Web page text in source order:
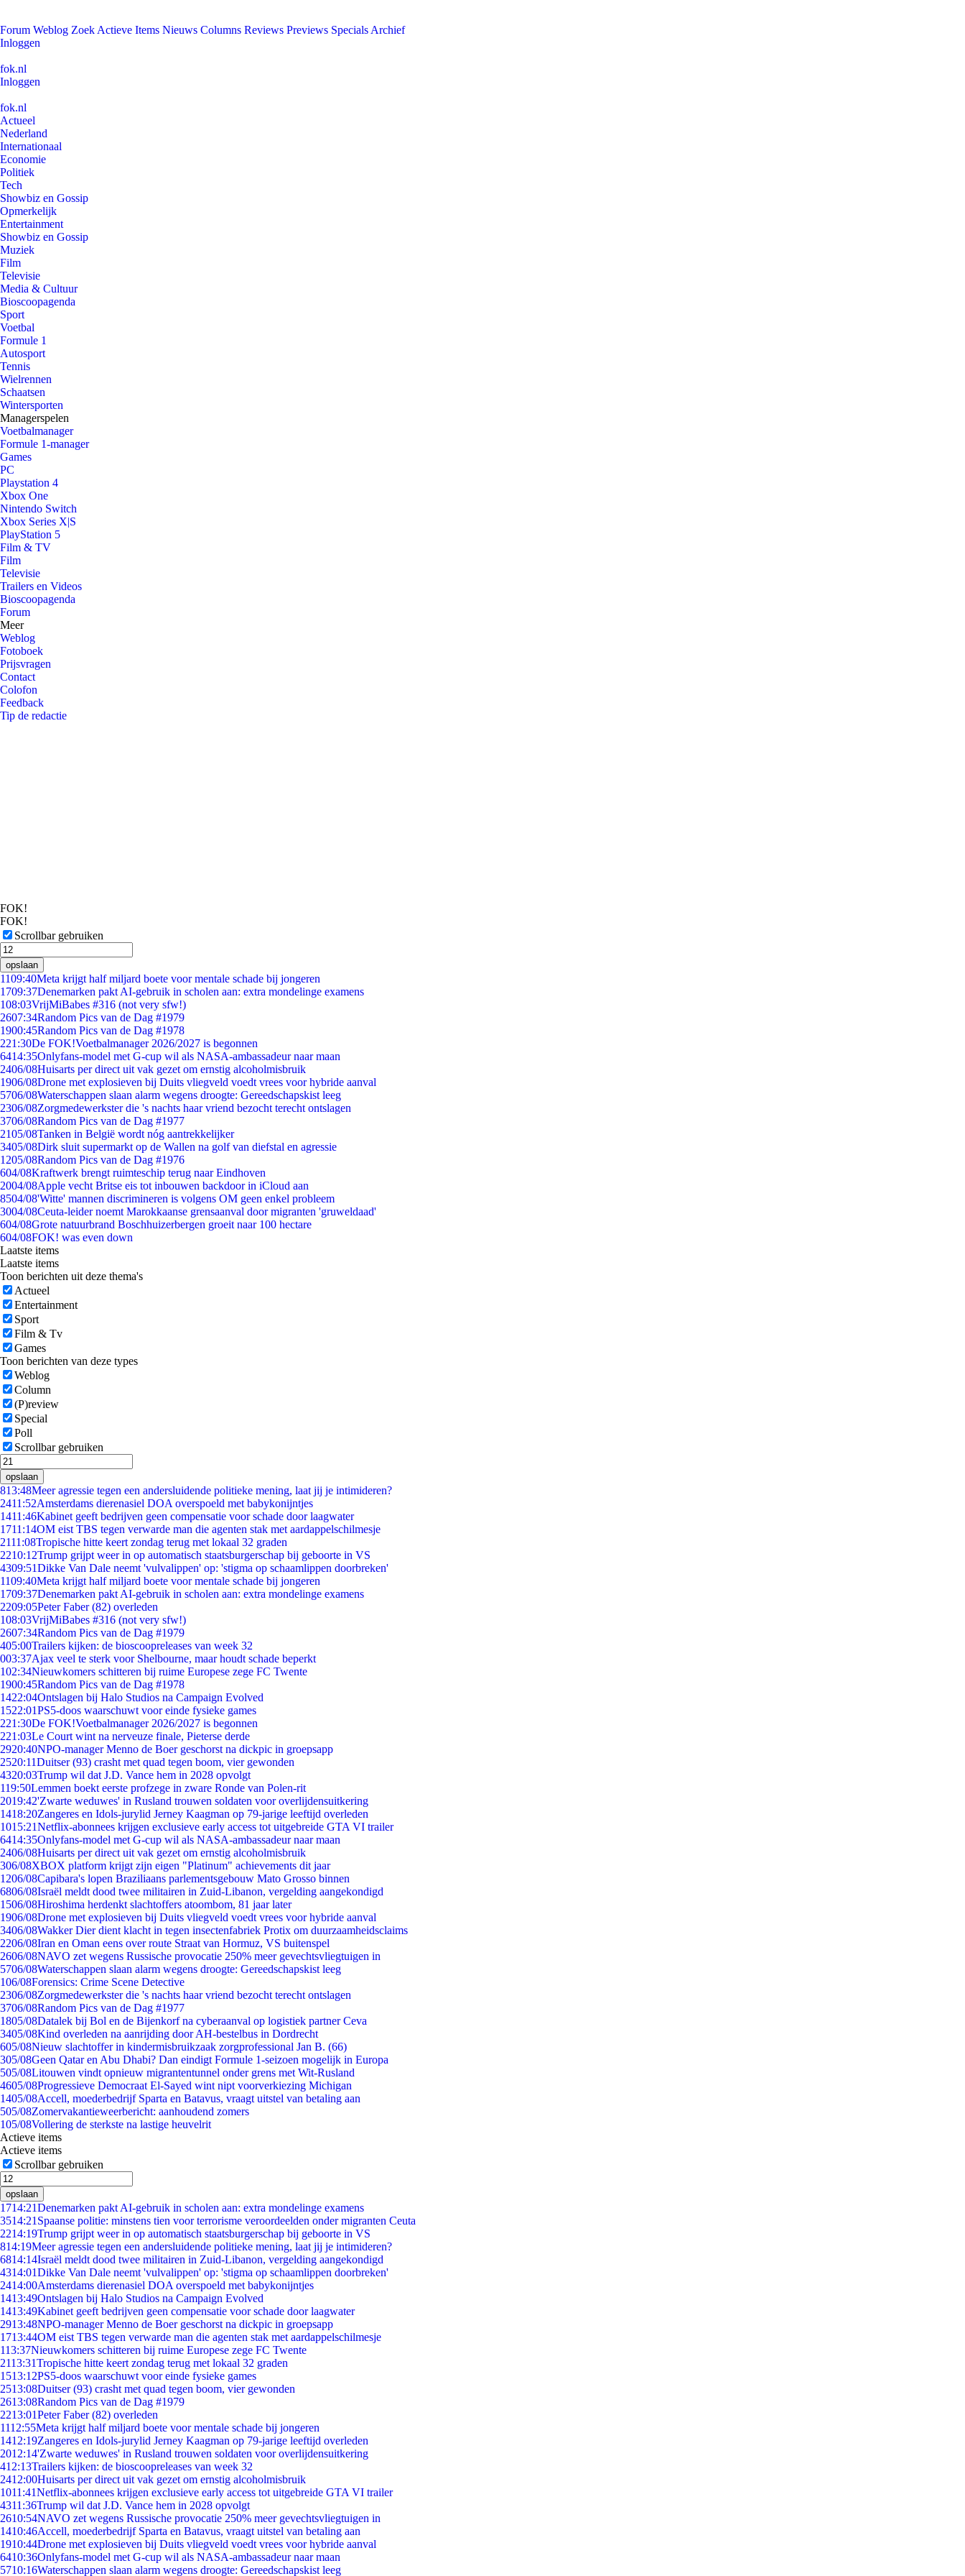
Forum Weblog Zoek Actieve Items Nieuws Columns Reviews Previews Specials Archief
Inloggen
fok.nl
Inloggen
fok.nl
Actueel
Nederland
Internationaal
Economie
Politiek
Tech
Showbiz en Gossip
Opmerkelijk
Entertainment
Showbiz en Gossip
Muziek
Film
Televisie
Media & Cultuur
Bioscoopagenda
Sport
Voetbal
Formule 1
Autosport
Tennis
Wielrennen
Schaatsen
Wintersporten
Managerspelen
Voetbalmanager
Formule 1-manager
Games
PC
Playstation 4
Xbox One
Nintendo Switch
Xbox Series X|S
PlayStation 5
Film & TV
Film
Televisie
Trailers en Videos
Bioscoopagenda
Forum
Meer
Weblog
Fotoboek
Prijsvragen
Contact
Colofon
Feedback
Tip de redactie
FOK!
FOK!
Scrollbar gebruiken
opslaan
1109:40Meta krijgt half miljard boete voor mentale schade bij jongeren
1709:37Denemarken pakt AI-gebruik in scholen aan: extra mondelinge examens
108:03VrijMiBabes #316 (not very sfw!)
2607:34Random Pics van de Dag #1979
1900:45Random Pics van de Dag #1978
221:30De FOK!Voetbalmanager 2026/2027 is begonnen
6414:35Onlyfans-model met G-cup wil als NASA-ambassadeur naar maan
2406/08Huisarts per direct uit vak gezet om ernstig alcoholmisbruik
1906/08Drone met explosieven bij Duits vliegveld voedt vrees voor hybride aanval
5706/08Waterschappen slaan alarm wegens droogte: Gereedschapskist leeg
2306/08Zorgmedewerkster die 's nachts haar vriend bezocht terecht ontslagen
3706/08Random Pics van de Dag #1977
2105/08Tanken in België wordt nóg aantrekkelijker
3405/08Dirk sluit supermarkt op de Wallen na golf van diefstal en agressie
1205/08Random Pics van de Dag #1976
604/08Kraftwerk brengt ruimteschip terug naar Eindhoven
2004/08Apple vecht Britse eis tot inbouwen backdoor in iCloud aan
8504/08'Witte' mannen discrimineren is volgens OM geen enkel probleem
3004/08Ceuta-leider noemt Marokkaanse grensaanval door migranten 'gruweldaad'
604/08Grote natuurbrand Boschhuizerbergen groeit naar 100 hectare
604/08FOK! was even down
Laatste items
Laatste items
Toon berichten uit deze thema's
Actueel
Entertainment
Sport
Film & Tv
Games
Toon berichten van deze types
Weblog
Column
(P)review
Special
Poll
Scrollbar gebruiken
opslaan
813:48Meer agressie tegen een andersluidende politieke mening, laat jij je intimideren?
2411:52Amsterdams dierenasiel DOA overspoeld met babykonijntjes
1411:46Kabinet geeft bedrijven geen compensatie voor schade door laagwater
1711:14OM eist TBS tegen verwarde man die agenten stak met aardappelschilmesje
2111:08Tropische hitte keert zondag terug met lokaal 32 graden
2210:12Trump grijpt weer in op automatisch staatsburgerschap bij geboorte in VS
4309:51Dikke Van Dale neemt 'vulvalippen' op: 'stigma op schaamlippen doorbreken'
1109:40Meta krijgt half miljard boete voor mentale schade bij jongeren
1709:37Denemarken pakt AI-gebruik in scholen aan: extra mondelinge examens
2209:05Peter Faber (82) overleden
108:03VrijMiBabes #316 (not very sfw!)
2607:34Random Pics van de Dag #1979
405:00Trailers kijken: de bioscoopreleases van week 32
003:37Ajax veel te sterk voor Shelbourne, maar houdt schade beperkt
102:34Nieuwkomers schitteren bij ruime Europese zege FC Twente
1900:45Random Pics van de Dag #1978
1422:04Ontslagen bij Halo Studios na Campaign Evolved
1522:01PS5-doos waarschuwt voor einde fysieke games
221:30De FOK!Voetbalmanager 2026/2027 is begonnen
221:03Le Court wint na nerveuze finale, Pieterse derde
2920:40NPO-manager Menno de Boer geschorst na dickpic in groepsapp
2520:11Duitser (93) crasht met quad tegen boom, vier gewonden
4320:03Trump wil dat J.D. Vance hem in 2028 opvolgt
119:50Lemmen boekt eerste profzege in zware Ronde van Polen-rit
2019:42'Zwarte weduwes' in Rusland trouwen soldaten voor overlijdensuitkering
1418:20Zangeres en Idols-jurylid Jerney Kaagman op 79-jarige leeftijd overleden
1015:21Netflix-abonnees krijgen exclusieve early access tot uitgebreide GTA VI trailer
6414:35Onlyfans-model met G-cup wil als NASA-ambassadeur naar maan
2406/08Huisarts per direct uit vak gezet om ernstig alcoholmisbruik
306/08XBOX platform krijgt zijn eigen "Platinum" achievements dit jaar
1206/08Capibara's lopen Braziliaans parlementsgebouw Mato Grosso binnen
6806/08Israël meldt dood twee militairen in Zuid-Libanon, vergelding aangekondigd
1506/08Hiroshima herdenkt slachtoffers atoombom, 81 jaar later
1906/08Drone met explosieven bij Duits vliegveld voedt vrees voor hybride aanval
3406/08Wakker Dier dient klacht in tegen insectenfabriek Protix om duurzaamheidsclaims
2206/08Iran en Oman eens over route Straat van Hormuz, VS buitenspel
2606/08NAVO zet wegens Russische provocatie 250% meer gevechtsvliegtuigen in
5706/08Waterschappen slaan alarm wegens droogte: Gereedschapskist leeg
106/08Forensics: Crime Scene Detective
2306/08Zorgmedewerkster die 's nachts haar vriend bezocht terecht ontslagen
3706/08Random Pics van de Dag #1977
1805/08Datalek bij Bol en de Bijenkorf na cyberaanval op logistiek partner Ceva
3405/08Kind overleden na aanrijding door AH-bestelbus in Dordrecht
605/08Nieuw slachtoffer in kindermisbruikzaak zorgprofessional Jan B. (66)
305/08Geen Qatar en Abu Dhabi? Dan eindigt Formule 1-seizoen mogelijk in Europa
505/08Litouwen vindt opnieuw migrantentunnel onder grens met Wit-Rusland
4605/08Progressieve Democraat El-Sayed wint nipt voorverkiezing Michigan
1405/08Accell, moederbedrijf Sparta en Batavus, vraagt uitstel van betaling aan
505/08Zomervakantieweerbericht: aanhoudend zomers
105/08Vollering de sterkste na lastige heuvelrit
Actieve items
Actieve items
Scrollbar gebruiken
opslaan
1714:21Denemarken pakt AI-gebruik in scholen aan: extra mondelinge examens
3514:21 Spaanse politie: minstens tien voor terrorisme veroordeelden onder migranten Ceuta
2214:19Trump grijpt weer in op automatisch staatsburgerschap bij geboorte in VS
814:19Meer agressie tegen een andersluidende politieke mening, laat jij je intimideren?
6814:14Israël meldt dood twee militairen in Zuid-Libanon, vergelding aangekondigd
4314:01Dikke Van Dale neemt 'vulvalippen' op: 'stigma op schaamlippen doorbreken'
2414:00Amsterdams dierenasiel DOA overspoeld met babykonijntjes
1413:49Ontslagen bij Halo Studios na Campaign Evolved
1413:49Kabinet geeft bedrijven geen compensatie voor schade door laagwater
2913:48NPO-manager Menno de Boer geschorst na dickpic in groepsapp
1713:44OM eist TBS tegen verwarde man die agenten stak met aardappelschilmesje
113:37Nieuwkomers schitteren bij ruime Europese zege FC Twente
2113:31Tropische hitte keert zondag terug met lokaal 32 graden
1513:12PS5-doos waarschuwt voor einde fysieke games
2513:08Duitser (93) crasht met quad tegen boom, vier gewonden
2613:08Random Pics van de Dag #1979
2213:01Peter Faber (82) overleden
1112:55Meta krijgt half miljard boete voor mentale schade bij jongeren
1412:19Zangeres en Idols-jurylid Jerney Kaagman op 79-jarige leeftijd overleden
2012:14'Zwarte weduwes' in Rusland trouwen soldaten voor overlijdensuitkering
412:13Trailers kijken: de bioscoopreleases van week 32
2412:00Huisarts per direct uit vak gezet om ernstig alcoholmisbruik
1011:41Netflix-abonnees krijgen exclusieve early access tot uitgebreide GTA VI trailer
4311:36Trump wil dat J.D. Vance hem in 2028 opvolgt
2610:54NAVO zet wegens Russische provocatie 250% meer gevechtsvliegtuigen in
1410:46Accell, moederbedrijf Sparta en Batavus, vraagt uitstel van betaling aan
1910:44Drone met explosieven bij Duits vliegveld voedt vrees voor hybride aanval
6410:36Onlyfans-model met G-cup wil als NASA-ambassadeur naar maan
5710:16Waterschappen slaan alarm wegens droogte: Gereedschapskist leeg